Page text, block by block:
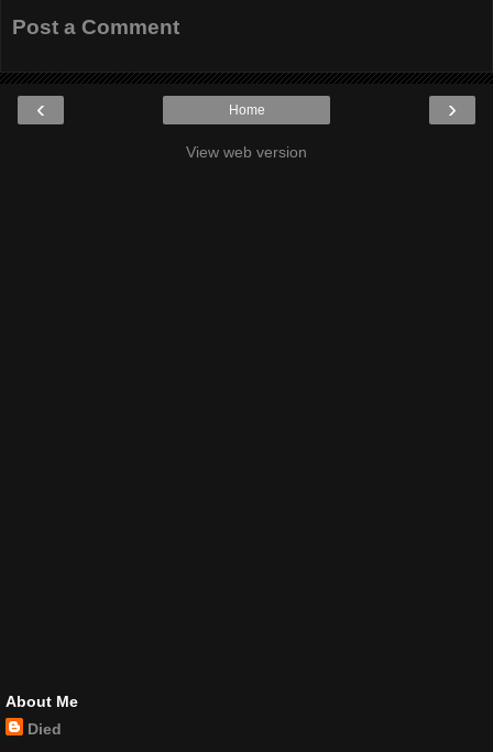
Post a Comment
‹ ›
Home
View web version
About Me
Died